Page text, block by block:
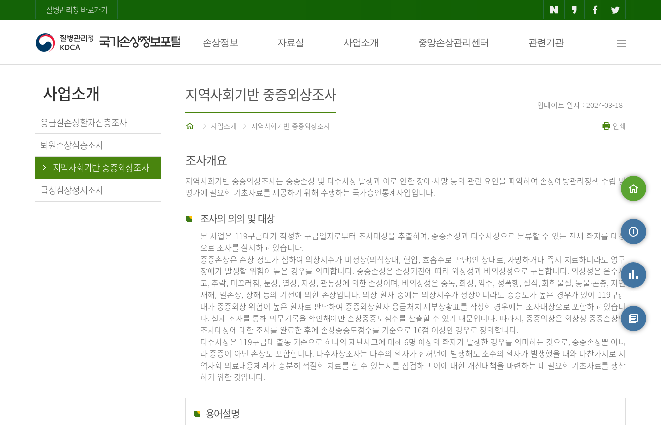
질병관리청 바로가기
손상정보 자료실 사업소개 중앙손상관리센터 관련기관
맵
사업소개
응급실손상환자심층조사
퇴원손상심층조사
지역사회기반 중증외상조사
급성심장정지조사
업데이트 일자 : 2024-03-18
지역사회기반 중증외상조사
홈 사업소개 지역사회기반 중증외상조사 인쇄
조사개요
지역사회기반 중증외상조사는 중증손상 및 다수사상 발생과 이로 인한 장애·사망 등의 관련 요인을 파악하여 손상예방관리정책 수립 및
평가에 필요한 기초자료를 제공하기 위해 수행하는 국가승인통계사업입니다.
조사의 의의 및 대상
본 사업은 119구급대가 작성한 구급일지로부터 조사대상을 추출하여, 중증손상과 다수사상으로 분류할 수 있는 전체 환자를 대상
으로 조사를 실시하고 있습니다.
중증손상은 손상 정도가 심하여 외상지수가 비정상(의식상태, 혈압, 호흡수로 판단)인 상태로, 사망하거나 즉시 치료하더라도 영구
장애가 발생할 위험이 높은 경우를 의미합니다. 중증손상은 손상기전에 따라 외상성과 비외상성으로 구분합니다. 외상성은 운수사
고, 추락, 미끄러짐, 둔상, 열상, 자상, 관통상에 의한 손상이며, 비외상성은 중독, 화상, 익수, 성폭행, 질식, 화학물질, 동물·곤충, 자연
재해, 열손상, 상해 등의 기전에 의한 손상입니다. 외상 환자 중에는 외상지수가 정상이더라도 중증도가 높은 경우가 있어 119구급
대가 중증외상 위험이 높은 환자로 판단하여 중증외상환자 응급처치 세부상황표를 작성한 경우에는 조사대상으로 포함하고 있습니
다. 실제 조사를 통해 의무기록을 확인해야만 손상중증도점수를 산출할 수 있기 때문입니다. 따라서, 중증외상은 외상성 중증손상의
조사대상에 대한 조사를 완료한 후에 손상중증도점수를 기준으로 16점 이상인 경우로 정의합니다.
다수사상은 119구급대 출동 기준으로 하나의 재난사고에 대해 6명 이상의 환자가 발생한 경우를 의미하는 것으로, 중증손상뿐 아니
라 중증이 아닌 손상도 포함합니다. 다수사상조사는 다수의 환자가 한꺼번에 발생해도 소수의 환자가 발생했을 때와 마찬가지로 지
역사회 의료대응체계가 충분히 적절한 치료를 할 수 있는지를 점검하고 이에 대한 개선대책을 마련하는 데 필요한 기초자료를 생산
하기 위한 것입니다.
용어설명
손상통계